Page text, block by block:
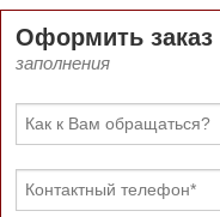
Оформить заказ
заполнения